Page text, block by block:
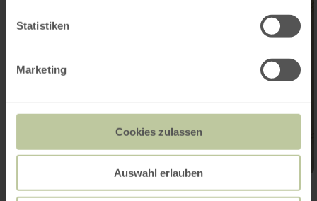
Statistiken
Marketing
Cookies zulassen
Auswahl erlauben